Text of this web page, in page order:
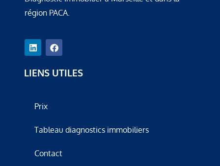
région PACA.
LIENS UTILES
Prix
Tableau diagnostics immobiliers
Contact